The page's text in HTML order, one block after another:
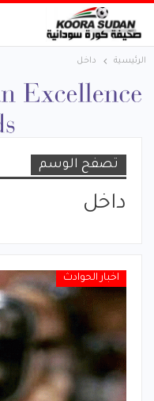
الرئيسية داخل
تصفح الوسم
داخل
اخبار الحوادث